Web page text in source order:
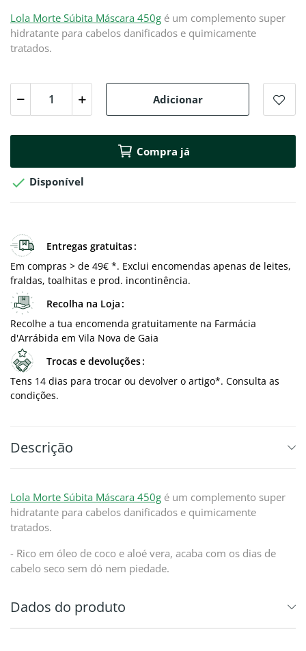
Lola Morte Súbita Máscara 450g é um complemento super
hidratante para cabelos danificados e quimicamente
tratados.
Adicionar
Compra já
 Disponível
Entregas gratuitas
Em compras > de 49€ *. Exclui encomendas apenas de leites,
fraldas, toalhitas e prod. incontinência.
Recolha na Loja
Recolhe a tua encomenda gratuitamente na Farmácia
d'Arrábida em Vila Nova de Gaia
Trocas e devoluções
Tens 14 dias para trocar ou devolver o artigo*. Consulta as
condições.
Descrição
Lola Morte Súbita Máscara 450g é um complemento super
hidratante para cabelos danificados e quimicamente
tratados.
- Rico em óleo de coco e aloé vera, acaba com os dias de
cabelo seco sem dó nem piedade.
Dados do produto